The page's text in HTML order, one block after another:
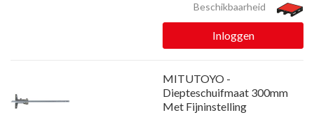
Beschikbaarheid
Inloggen
MITUTOYO -
Diepteschuifmaat 300mm
Met Fijninstelling